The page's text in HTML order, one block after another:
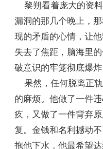
黎朔看着庞大的资
漏洞的那几个晚上，
现的矛盾的心情，让
失去了焦距，脑海里
破意识的牢笼彻底爆炸
果然，任何脱离正
的麻烦。他做了一件
疚，又做了一件背弃
复。金钱和名利撼动
拖他下水，他最希望